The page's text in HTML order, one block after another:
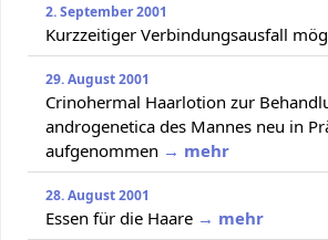
2. September 2001
Kurzzeitiger Verbindungsausfall
29. August 2001
Crinohermal Haarlotion zur
androgenetica des Mannes neu in
aufgenommen → mehr
28. August 2001
Essen für die Haare → mehr